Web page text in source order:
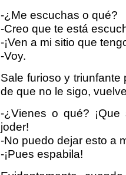
-¿Me escuchas o qué?
-Creo que te está
-¡Ven a mi sitio que
-Voy.
Sale furioso y
de que no le sigo,
-¿Vienes o qué?
joder!
-No puedo dejar esto a
-¡Pues espabila!